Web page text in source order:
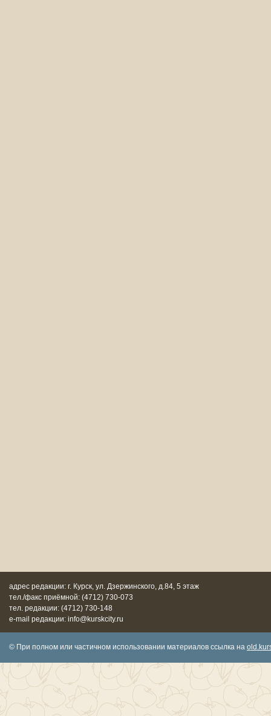
адрес редакции: г. Курск, ул. Дзержинского, д.84, 5 этаж
тел./факс приёмной: (4712) 730-073
тел. редакции: (4712) 730-148
e-mail редакции: info@kurskcity.ru
© При полном или частичном использовании материалов ссылка на